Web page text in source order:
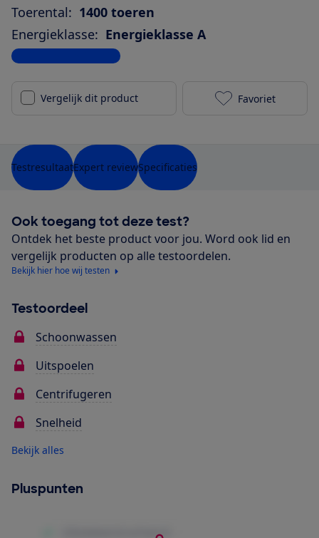
Toerental: 1400 toeren
Energieklasse: Energieklasse A
Bekijk alle specificaties
Vergelijk dit product Miele WWH
Favoriet
TestresultaatExpert reviewSpecificaties
Ook toegang tot deze test?
Ontdek het beste product voor jou. Word ook lid en
vergelijk producten op alle testoordelen.
Bekijk hier hoe wij testen
Testoordeel
Schoonwassen
Uitspoelen
Centrifugeren
Snelheid
Bekijk alles
Pluspunten